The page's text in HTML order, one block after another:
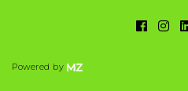
Powered by